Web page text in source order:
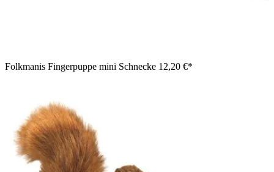
Folkmanis Fingerpuppe mini Schnecke 12,20 €*